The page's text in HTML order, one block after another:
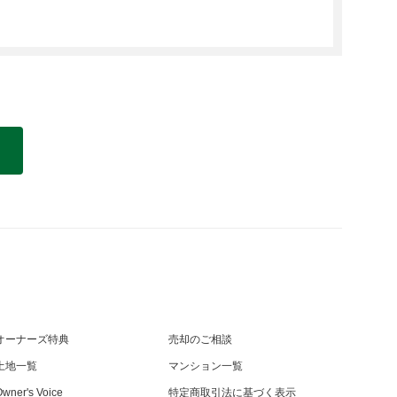
ーナーズ特典 売却のご相談
地一覧 マンション一覧
Voice 特定商取引法に基づく表示